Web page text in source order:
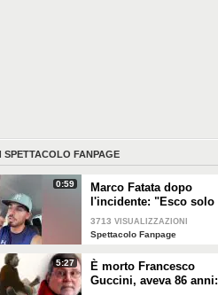
SPETTACOLO FANPAGE
0:59
Marco Fatata dopo
l'incidente: "Esco solo
di sera, i primi tempi
non riuscivo a
3713 VISUALIZZAZIONI
Spettacolo Fanpage
5:27
È morto Francesco
Guccini, aveva 86 anni: